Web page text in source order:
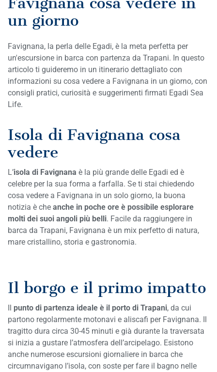
un giorno
Favignana, la perla delle Egadi, è la meta perfetta per
un'escursione in barca con partenza da Trapani. In questo
articolo ti guideremo in un itinerario dettagliato con
informazioni su cosa vedere a Favignana in un giorno, con
consigli pratici, curiosità e suggerimenti firmati Egadi Sea
Life.
Isola di Favignana cosa
vedere
L’isola di Favignana è la più grande delle Egadi ed è
celebre per la sua forma a farfalla. Se ti stai chiedendo
cosa vedere a Favignana in un solo giorno, la buona
notizia è che anche in poche ore è possibile esplorare
molti dei suoi angoli più belli. Facile da raggiungere in
barca da Trapani, Favignana è un mix perfetto di natura,
mare cristallino, storia e gastronomia.
Il borgo e il primo impatto
Il punto di partenza ideale è il porto di Trapani, da cui
partono regolarmente motonavi e aliscafi per Favignana. Il
tragitto dura circa 30-45 minuti e già durante la traversata
si inizia a gustare l’atmosfera dell’arcipelago. Esistono
anche numerose escursioni giornaliere in barca che
circumnavigano l’isola, con soste per fare il bagno nelle